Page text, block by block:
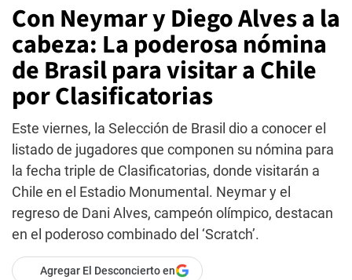
Con Neymar y Diego Alves a la
cabeza: La poderosa nómina
de Brasil para visitar a Chile
por Clasificatorias
Este viernes, la Selección de Brasil dio a conocer el
listado de jugadores que componen su nómina para
la fecha triple de Clasificatorias, donde visitarán a
Chile en el Estadio Monumental. Neymar y el
regreso de Dani Alves, campeón olímpico, destacan
en el poderoso combinado del ‘Scratch’.
Agregar El Desconcierto en